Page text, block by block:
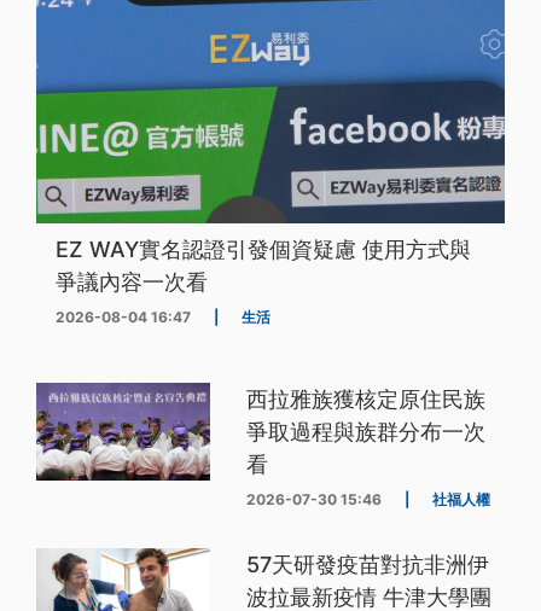
EZ WAY實名認證引發個資疑慮 使用方式與
爭議內容一次看
2026-08-04 16:47 生活
西拉雅族獲核定原住民族
爭取過程與族群分布一次
看
2026-07-30 15:46 社福人權
57天研發疫苗對抗非洲伊
波拉最新疫情 牛津大學團